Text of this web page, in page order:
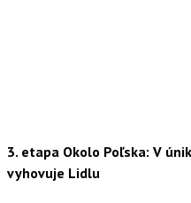
3. etapa Okolo Poľska: V
vyhovuje Lidlu